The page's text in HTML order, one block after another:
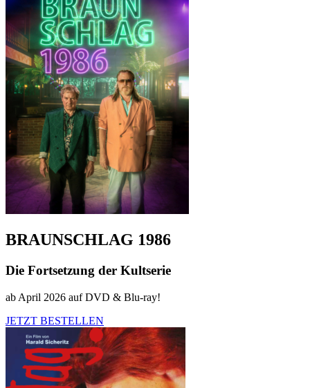
BRAUNSCHLAG 1986
Die Fortsetzung der Kultserie
ab April 2026 auf DVD & Blu-ray!
JETZT BESTELLEN